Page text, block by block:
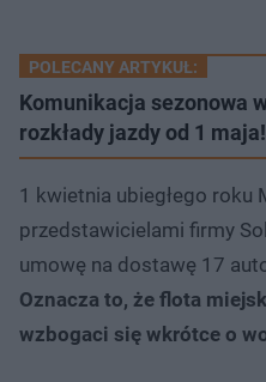
POLECANY ARTYKUŁ:
Komunikacja sezonowa
rozkłady jazdy od 1 maja!
1 kwietnia ubiegłego roku
przedstawicielami firmy
umowę na dostawę 17
Oznacza to, że flota
wzbogaci się wkrótce o